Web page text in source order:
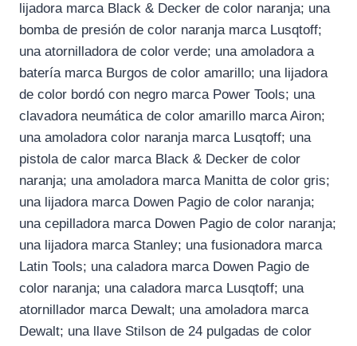
lijadora marca Black & Decker de color naranja; una
bomba de presión de color naranja marca Lusqtoff;
una atornilladora de color verde; una amoladora a
batería marca Burgos de color amarillo; una lijadora
de color bordó con negro marca Power Tools; una
clavadora neumática de color amarillo marca Airon;
una amoladora color naranja marca Lusqtoff; una
pistola de calor marca Black & Decker de color
naranja; una amoladora marca Manitta de color gris;
una lijadora marca Dowen Pagio de color naranja;
una cepilladora marca Dowen Pagio de color naranja;
una lijadora marca Stanley; una fusionadora marca
Latin Tools; una caladora marca Dowen Pagio de
color naranja; una caladora marca Lusqtoff; una
atornillador marca Dewalt; una amoladora marca
Dewalt; una llave Stilson de 24 pulgadas de color